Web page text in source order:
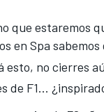
que estaremos
en Spa
esto, no cierres
de F1...